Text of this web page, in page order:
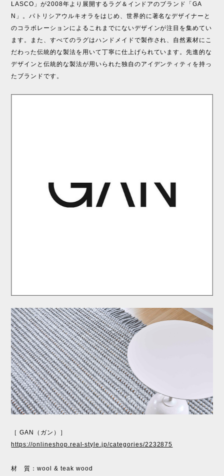
LASCO」が2008年より展開するラグ＆インドアのブランド「GA
N」。パトリシアウルキオラをはじめ、世界的に著名なデザイナーと
のコラボレーションによるこれまでにないデザインが注目を集めてい
ます。また、すべてのラグはハンドメイドで製作され、自然素材にこ
だわった伝統的な製法を用いて丁寧に仕上げられています。先進的な
デザインと伝統的な製法が用いられた独自のアイデンティティを持っ
たブランドです。
［ GAN（ガン）］
https://onlineshop.real-style.jp/categories/2232875
材 質：wool & teak wood